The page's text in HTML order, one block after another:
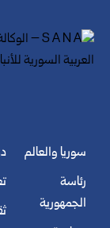
سوريا والعالم
رئاسة
الجمهورية